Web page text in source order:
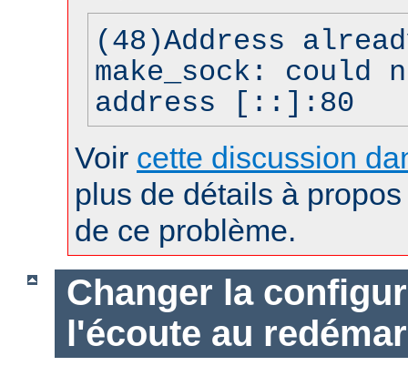
(48)Address
make_sock: could
address [::]:80
Voir cette discussion
plus de détails à
de ce problème.
Changer la
l'écoute au